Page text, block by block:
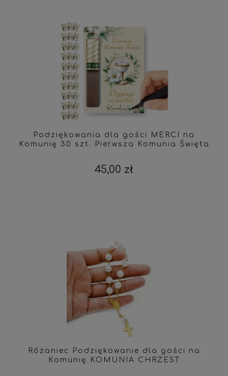
Podziękowania dla gości MERCI na
Komunię 30 szt. Pierwsza Komunia Święta
45,00 zł
Różaniec Podziękowanie dla gości na
Komunię KOMUNIA CHRZEST